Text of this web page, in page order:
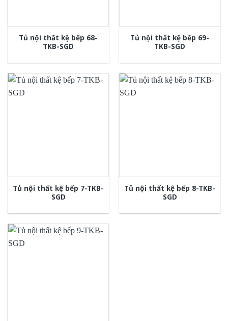
Tủ nội thất kệ bếp 68-
TKB-SGD
Tủ nội thất kệ bếp 69-
TKB-SGD
Tủ nội thất kệ bếp 7-TKB-
SGD
Tủ nội thất kệ bếp 8-TKB-
SGD